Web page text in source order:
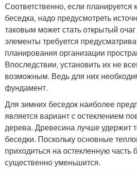
Соответственно, если планируется
беседка, надо предусмотреть
таковым может стать открытый
элементы требуется
планирования организации
Впоследствии, установить их не
возможным. Ведь для них
фундамент.
Для зимних беседок наиболее
является вариант с остеклением
дерева. Древесина лучше удержит
беседки. Поскольку основные
приходиться на остекленную часть
существенно уменьшится.